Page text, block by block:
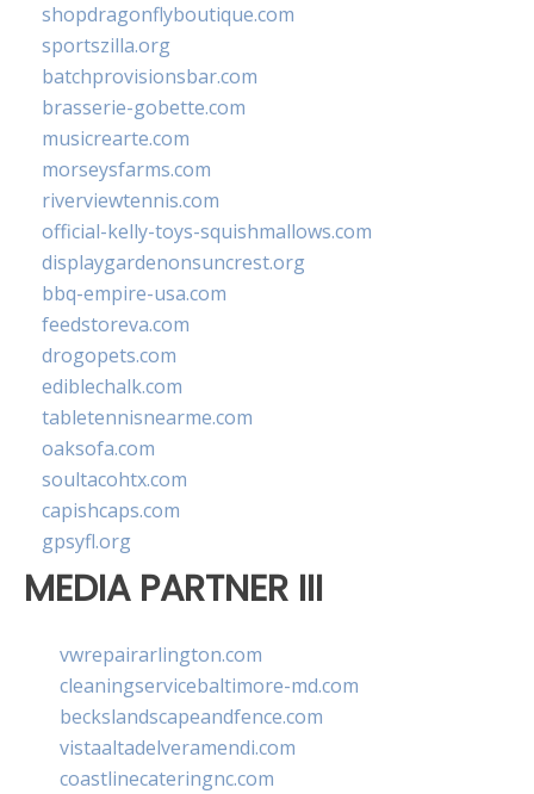
shopdragonflyboutique.com
sportszilla.org
batchprovisionsbar.com
brasserie-gobette.com
musicrearte.com
morseysfarms.com
riverviewtennis.com
official-kelly-toys-squishmallows.com
displaygardenonsuncrest.org
bbq-empire-usa.com
feedstoreva.com
drogopets.com
ediblechalk.com
tabletennisnearme.com
oaksofa.com
soultacohtx.com
capishcaps.com
gpsyfl.org
MEDIA PARTNER III
vwrepairarlington.com
cleaningservicebaltimore-md.com
beckslandscapeandfence.com
vistaaltadelveramendi.com
coastlinecateringnc.com